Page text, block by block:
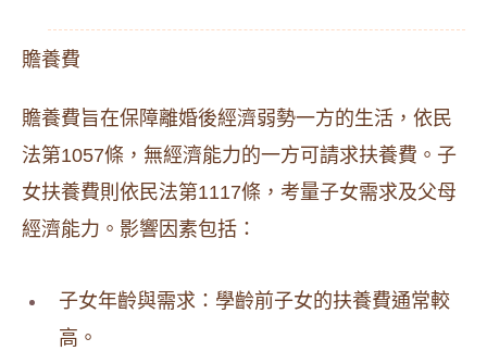
贍養費
贍養費旨在保障離婚後經濟弱勢一方的生活，依民
法第1057條，無經濟能力的一方可請求扶養費。子
女扶養費則依民法第1117條，考量子女需求及父母
經濟能力。影響因素包括：
子女年齡與需求：學齡前子女的扶養費通常較
高。